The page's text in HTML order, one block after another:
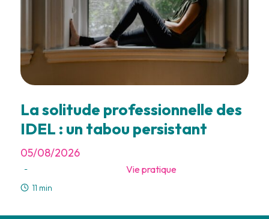
La solitude professionnelle des
IDEL : un tabou persistant
05/08/2026
- Vie pratique
11 min